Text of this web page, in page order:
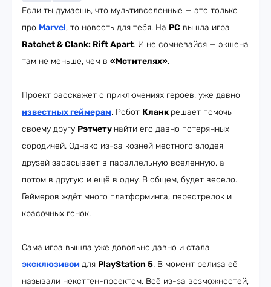
Если ты думаешь, что мультивселенные — это только
про Marvel, то новость для тебя. На PC вышла игра
Ratchet & Clank: Rift Apart. И не сомневайся — экшена
там не меньше, чем в «Мстителях».
Проект расскажет о приключениях героев, уже давно
известных геймерам. Робот Кланк решает помочь
своему другу Рэтчету найти его давно потерянных
сородичей. Однако из-за козней местного злодея
друзей засасывает в параллельную вселенную, а
потом в другую и ещё в одну. В общем, будет весело.
Геймеров ждёт много платформинга, перестрелок и
красочных гонок.
Сама игра вышла уже довольно давно и стала
эксклюзивом для PlayStation 5. В момент релиза её
называли некстген-проектом. Всё из-за возможностей,